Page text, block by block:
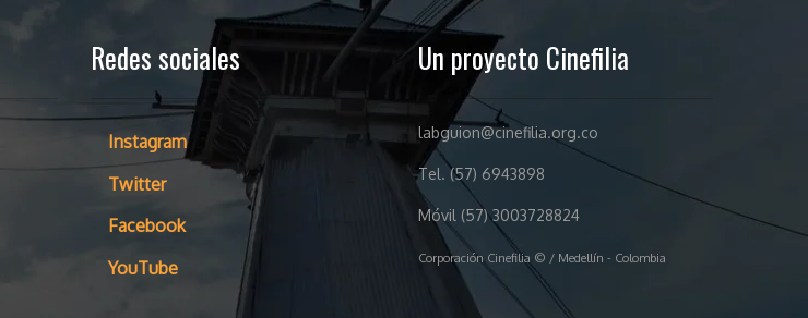
Redes sociales
Instagram
Twitter
Facebook
YouTube
Un proyecto Cinefilia
labguion@cinefilia.org.co
Tel. (57) 6943898
Móvil (57) 3003728824
Corporación Cinefilia © / Medellín - Colombia